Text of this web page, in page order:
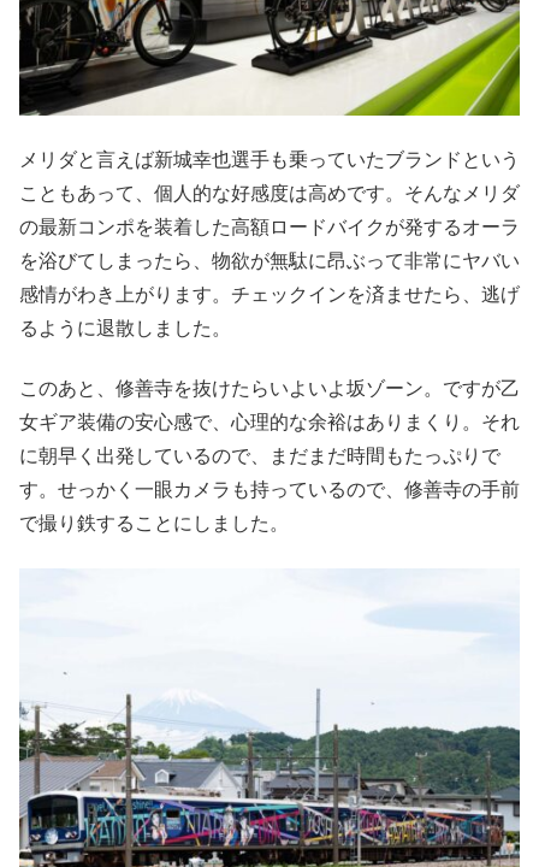
メリダと言えば新城幸也選手も乗っていたブランドという
こともあって、個人的な好感度は高めです。そんなメリダ
の最新コンポを装着した高額ロードバイクが発するオーラ
を浴びてしまったら、物欲が無駄に昂ぶって非常にヤバい
感情がわき上がります。チェックインを済ませたら、逃げ
るように退散しました。
このあと、修善寺を抜けたらいよいよ坂ゾーン。ですが乙
女ギア装備の安心感で、心理的な余裕はありまくり。それ
に朝早く出発しているので、まだまだ時間もたっぷりで
す。せっかく一眼カメラも持っているので、修善寺の手前
で撮り鉄することにしました。